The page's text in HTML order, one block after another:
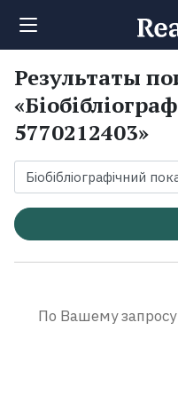
Поиск
Новости
Рейтинги
Экранизации
Результаты
5770212403»
По Вашему